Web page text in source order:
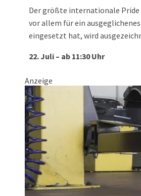
Der größte internationale Pride
vor allem für ein
eingesetzt hat, wird
22. Juli – ab 11:30 Uhr
Anzeige